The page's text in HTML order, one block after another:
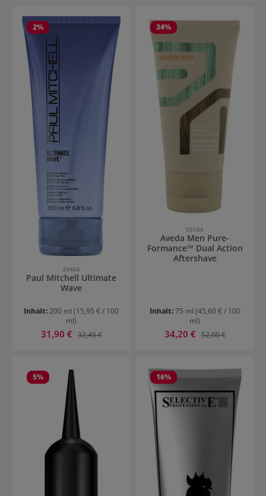
2%
39466
Paul Mitchell Ultimate
Wave
Inhalt:200 ml (15,95 € / 100
ml)
Verkaufspreis:
31,90 € Regulärer Preis:
32,45 €
34%
55166
Aveda Men Pure-
Formance™ Dual Action
Aftershave
Inhalt:75 ml (45,60 € / 100
ml)
Verkaufspreis:
34,20 € Regulärer Preis:
52,00 €
5% 16%